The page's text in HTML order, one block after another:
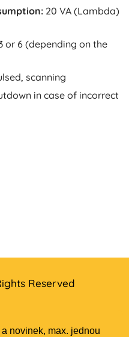
20 VA (Lambda)
or 6 (depending on the
scanning
in case of incorrect
Reserved
novinek, max. jednou